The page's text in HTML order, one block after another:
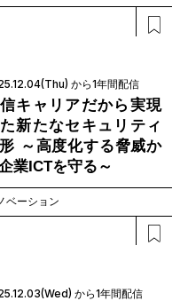
から1年間配信
キャリアだから実現
新たなセキュリティ
～高度化する脅威か
業ICTを守る～
ベーション
から1年間配信